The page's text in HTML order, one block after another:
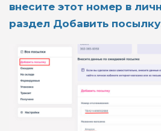
внесите этот номер в
раздел Добавить